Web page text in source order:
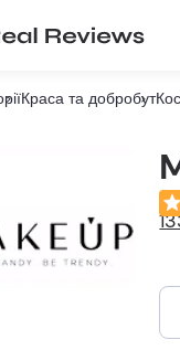
Краса та добробут